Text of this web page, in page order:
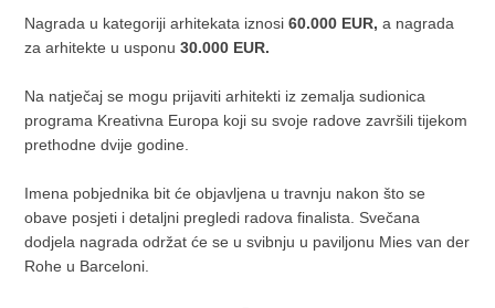
Nagrada u kategoriji arhitekata iznosi60.000 EUR,a nagrada
za arhitekte u usponu30.000 EUR.
Na natječaj se mogu prijaviti arhitekti iz zemalja sudionica
programa Kreativna Europa koji su svoje radove završili tijekom
prethodne dvije godine.
Imena pobjednika bit će objavljena u travnju nakon što se
obave posjeti i detaljni pregledi radova finalista. Svečana
dodjela nagrada održat će se u svibnju u paviljonu Mies van der
Rohe u Barceloni.